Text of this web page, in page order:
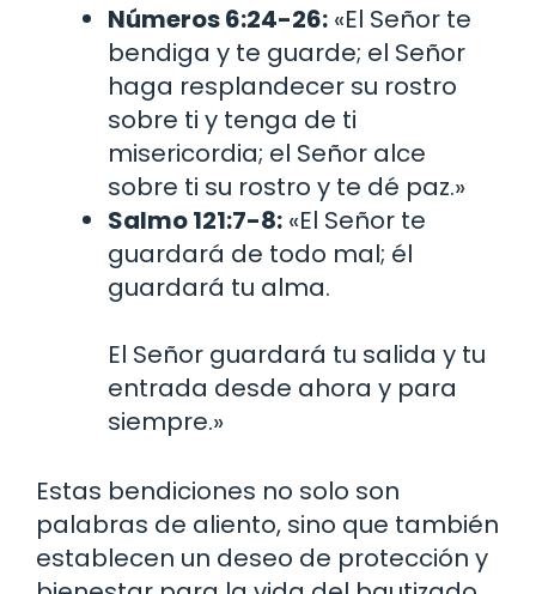
Números 6:24-26: «El Señor te
bendiga y te guarde; el Señor
haga resplandecer su rostro
sobre ti y tenga de ti
misericordia; el Señor alce
sobre ti su rostro y te dé paz.»
Salmo 121:7-8: «El Señor te
guardará de todo mal; él
guardará tu alma.
El Señor guardará tu salida y tu
entrada desde ahora y para
siempre.»
Estas bendiciones no solo son
palabras de aliento, sino que también
establecen un deseo de protección y